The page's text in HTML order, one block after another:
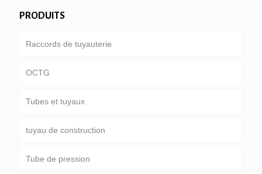
PRODUITS
Raccords de tuyauterie
OCTG
Tube & boîtier
Tiges de forage
une tige de forage de poids lourd & collier de forage
Tubes et tuyaux
pipeline commun
Service spécial et enduit & conduite chemisée
tuyau de construction
Rond, place & tube rectangulaire
Tube de pression